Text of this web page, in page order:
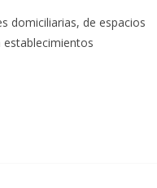
domiciliarias, de espacios